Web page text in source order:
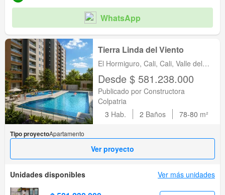
WhatsApp
Tierra Linda del Viento
El Hormiguro, Cali, Cali, Valle del
Cauca
Desde $ 581.238.000
Publicado por Constructora
Colpatria
3 Hab. 2 Baños 78-80 m²
Tipo proyectoApartamento
Ver proyecto
Unidades disponibles Ver más unidades